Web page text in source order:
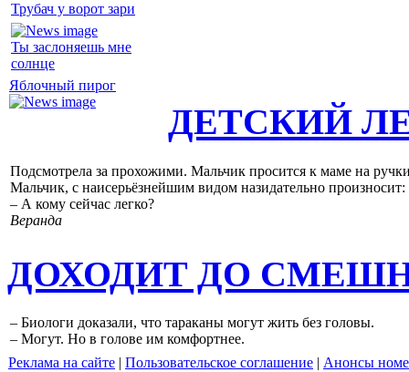
Трубач у ворот зари
Ты заслоняешь мне
солнце
Яблочный пирог
ДЕТСКИЙ
Подсмотрела за прохожими. Мальчик просится к маме на
Мальчик, с наисерьёзнейшим видом назидательно произносит:
– А кому сейчас легко?
Веранда
ДОХОДИТ ДО
– Биологи доказали, что тараканы могут жить без головы.
– Могут. Но в голове им комфортнее.
Реклама на сайте | Пользовательское соглашение | Анонсы